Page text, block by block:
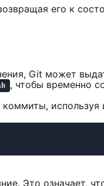
его к
Git может
, чтобы временно
Это означает,